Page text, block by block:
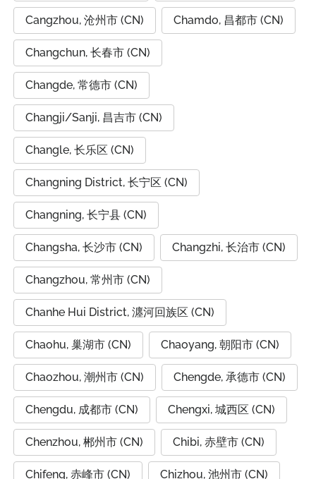
Cangzhou, 沧州市 (CN) Chamdo, 昌都市 (CN)
Changchun, 长春市 (CN)
Changde, 常德市 (CN)
Changji/Sanji, 昌吉市 (CN)
Changle, 长乐区 (CN)
Changning District, 长宁区 (CN)
Changning, 长宁县 (CN)
Changsha, 长沙市 (CN) Changzhi, 长治市 (CN)
Changzhou, 常州市 (CN)
Chanhe Hui District, 瀍河回族区 (CN)
Chaohu, 巢湖市 (CN) Chaoyang, 朝阳市 (CN)
Chaozhou, 潮州市 (CN) Chengde, 承德市 (CN)
Chengdu, 成都市 (CN) Chengxi, 城西区 (CN)
Chenzhou, 郴州市 (CN) Chibi, 赤壁市 (CN)
Chifeng, 赤峰市 (CN) Chizhou, 池州市 (CN)